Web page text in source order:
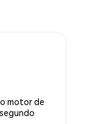
motor de